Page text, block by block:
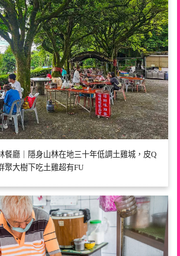
餐廳｜隱身山林在地三十年低調土雞城，皮Q
聚大樹下吃土雞超有FU